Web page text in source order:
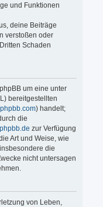
und Funktionen
deine Beiträge
verstoßen oder
Schaden
um eine unter
bereitgestellten
) handelt;
die
zur Verfügung
Art und Weise, wie
die
nicht untersagen
von Leben,